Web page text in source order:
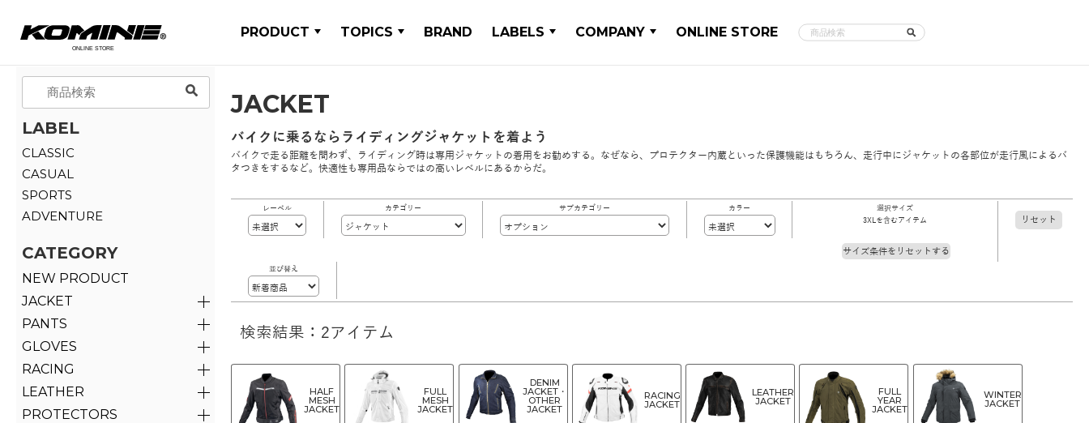
PRODUCT TOPICS BRAND LABELS COMPANY ONLINE STORE
LABEL
CLASSIC
CASUAL
SPORTS
ADVENTURE
CATEGORY
NEW PRODUCT
JACKET
PANTS
GLOVES
RACING
LEATHER
PROTECTORS
JACKET
バイクに乗るならライディングジャケットを着よう
バイクで走る距離を問わず、ライディング時は専用ジャケットの着用をお勧めする。なぜなら、プロテクター内蔵といった保護機能はもちろん、走行中にジャケットの各部位が走行風によるバ
タつきをするなど。快適性も専用品ならではの高いレベルにあるからだ。
レーベル カテゴリー サブカテゴリー カラー
選択サイズ
3XLを含むアイテム
サイズ条件をリセットする
並び替え
リセット
検索結果：2アイテム
HALF
MESH
JACKET
FULL
MESH
JACKET
DENIM
JACKET・
OTHER
JACKET
RACING
JACKET
LEATHER
JACKET
FULL
YEAR
JACKET
WINTER
JACKET